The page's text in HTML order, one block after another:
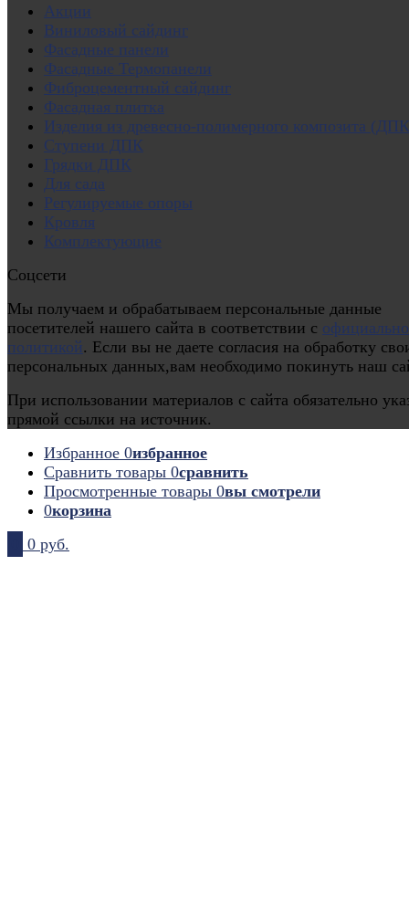
Акции
Виниловый сайдинг
Фасадные панели
Фасадные Термопанели
Фиброцементный сайдинг
Фасадная плитка
Изделия из древесно-полимерного композита
Ступени ДПК
Грядки ДПК
Для сада
Регулируемые опоры
Кровля
Комплектующие
Соцсети
Мы получаем и обрабатываем персональные данные
посетителей нашего сайта в соответствии с
политикой. Если вы не даете согласия на обработку
персональных данных,вам необходимо покинуть наш
При использовании материалов с сайта обязательно
прямой ссылки на источник.
Избранное 0избранное
Сравнить товары 0сравнить
Просмотренные товары 0вы смотрели
0корзина
0 руб.